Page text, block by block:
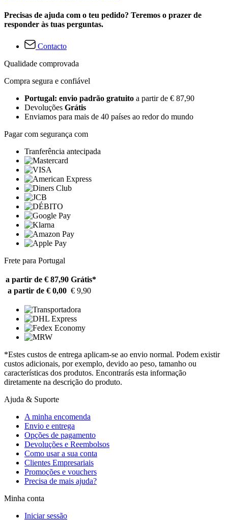
Precisas de ajuda com o teu pedido? Teremos o prazer de
responder às tuas perguntas.
Contacto
Qualidade comprovada
Compra segura e confiável
Portugal: envio padrão gratuito a partir de € 87,90
Devoluções Grátis
Enviamos para mais de 40 países ao redor do mundo
Pagar com segurança com
Tranferência antecipada
Frete para Portugal
a partir de € 87,90 Grátis*
a partir de € 0,00 € 9,90
*Estes custos de entrega aplicam-se ao envio normal. Podem existir
custos adicionais, por exemplo, devido ao peso, tamanho ou
características dos produtos. Encontrarás esta informação
diretamente na descrição do produto.
Ajuda & Suporte
A minha encomenda
Envio e entrega
Opções de pagamento
Devoluções e Reembolsos
Como usar a sua conta
Clientes Empresariais
Promoções e vouchers
Precisa de mais ajuda?
Minha conta
Iniciar sessão